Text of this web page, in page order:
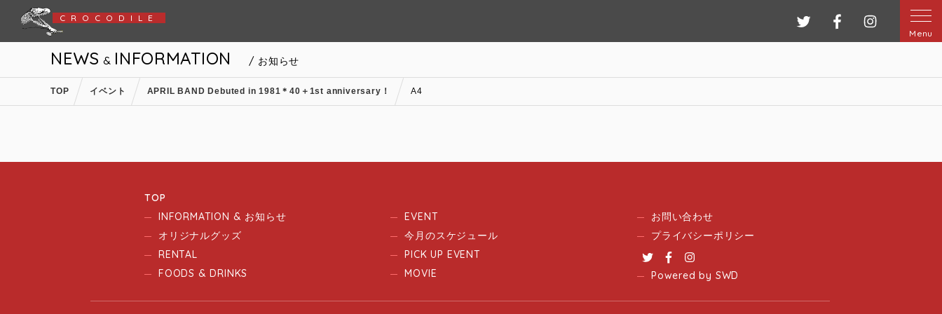
CROCODILE ツイッターフェイスブック
インスタグ
Menu
NEWS & INFORMATION / お知らせ
TOP イベント APRIL BAND Debuted in 1981＊40＋1st anniversary！ A4
TOP
INFORMATION & お知らせ
オリジナルグッズ
RENTAL
FOODS & DRINKS
EVENT
今月のスケジュール
PICK UP EVENT
MOVIE
お問い合わせ
プライバシーポリシー
TwitterFacebook
Powered by SWD